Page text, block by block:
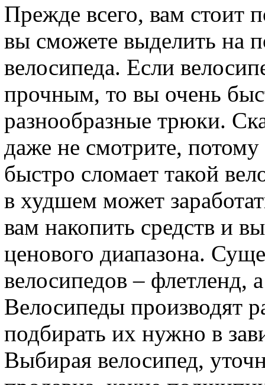
Прежде всего, вам стоит
вы сможете выделить на
велосипеда. Если
прочным, то вы очень
разнообразные трюки.
даже не смотрите,
быстро сломает такой
в худшем может
вам накопить средств и
ценового диапазона.
велосипедов – флетленд,
Велосипеды производят
подбирать их нужно в
Выбирая велосипед,